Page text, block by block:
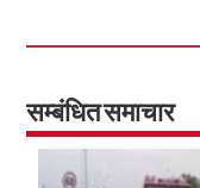
b
o
o
k
tt
er
at
sA
p
p
सम्बंधित समाचार